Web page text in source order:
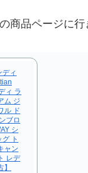
商品ページに
ディ
ィ ラ
ム ジ
ル ド
ブロ
シ
ト
ャン
レデ